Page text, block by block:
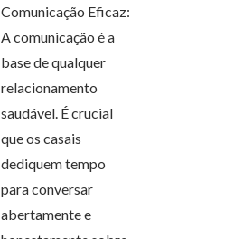
Comunicação Eficaz:
A comunicação é a
base de qualquer
relacionamento
saudável. É crucial
que os casais
dediquem tempo
para conversar
abertamente e